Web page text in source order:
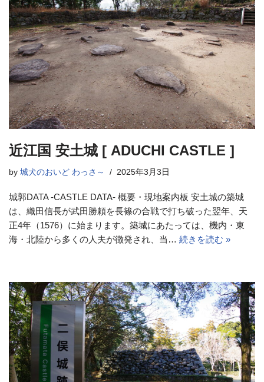
近江国 安土城 [ ADUCHI CASTLE ]
by 城犬のおいど わっさ～ 2025年3月3日
城郭DATA -CASTLE DATA- 概要・現地案内板 安土城の築城
は、織田信長が武田勝頼を長篠の合戦で打ち破った翌年、天
正4年（1576）に始まります。築城にあたっては、機内・東
海・北陸から多くの人夫が徴発され、当… 続きを読む »